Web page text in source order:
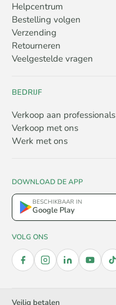
Helpcentrum
Bestelling volgen
Verzending
Retourneren
Veelgestelde vragen
BEDRIJF
Verkoop aan professionals
Verkoop met ons
Werk met ons
DOWNLOAD DE APP
BESCHIKBAAR IN
Google Play
VOLG ONS
Veilig betalen